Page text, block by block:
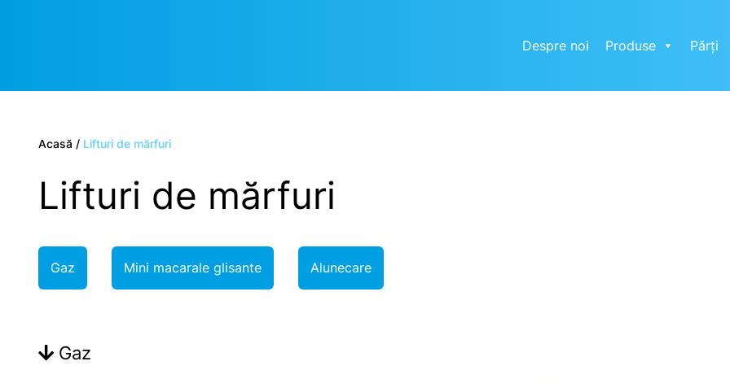
Despre noi Produse Părți
Acasă / Lifturi de mărfuri
Lifturi de mărfuri
Gaz Mini macarale glisante Alunecare
Gaz